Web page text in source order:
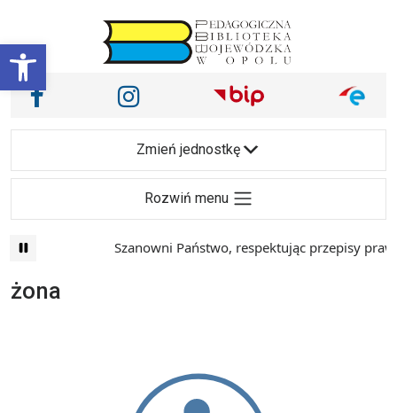
Otwórz pasek narzędzi
Main Navigation
Nasze media społecznościowe i inne
Facebook Instagram
Zmień jednostkę
Rozwiń menu
Szanowni Państwo, respektując przepisy
żona